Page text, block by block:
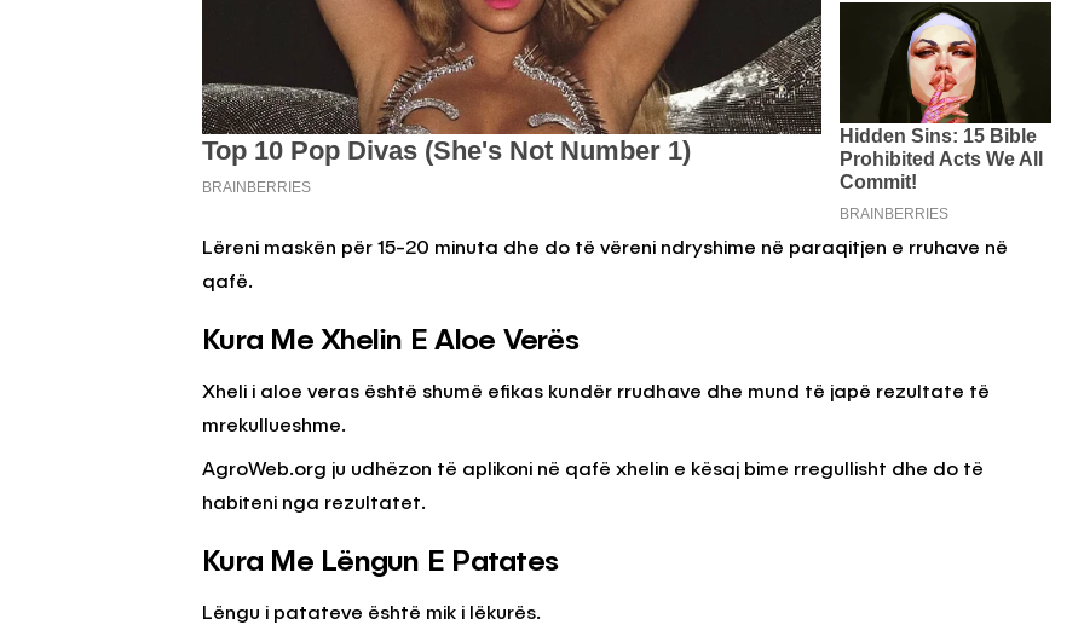
Lëreni maskën për 15-20 minuta dhe do të vëreni ndryshime në paraqitjen e rruhave në
qafë.
Kura Me Xhelin E Aloe Verës
Xheli i aloe veras është shumë efikas kundër rrudhave dhe mund të japë rezultate të
mrekullueshme.
AgroWeb.org ju udhëzon të aplikoni në qafë xhelin e kësaj bime rregullisht dhe do të
habiteni nga rezultatet.
Kura Me Lëngun E Patates
Lëngu i patateve është mik i lëkurës.